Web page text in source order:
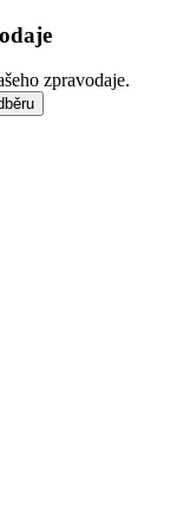
zpravodaje.